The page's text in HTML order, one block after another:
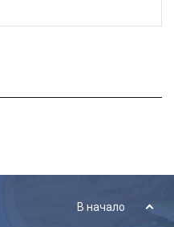
В начало